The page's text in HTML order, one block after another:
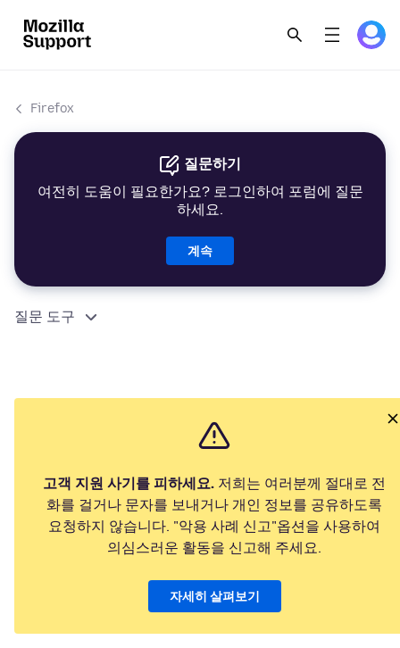
Firefox
질문하기
여전히 도움이 필요한가요? 로그인하여 포럼에 질문
하세요.
계속
질문 도구
고객 지원 사기를 피하세요. 저희는 여러분께 절대로 전
화를 걸거나 문자를 보내거나 개인 정보를 공유하도록
요청하지 않습니다. "악용 사례 신고"옵션을 사용하여
의심스러운 활동을 신고해 주세요.
자세히 살펴보기